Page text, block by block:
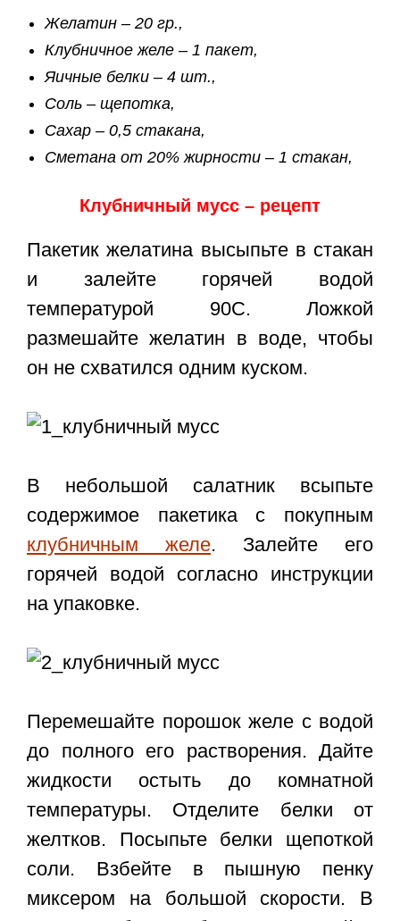
Желатин – 20 гр.,
Клубничное желе – 1 пакет,
Яичные белки – 4 шт.,
Соль – щепотка,
Сахар – 0,5 стакана,
Сметана от 20% жирности – 1 стакан,
Клубничный мусс – рецепт
Пакетик желатина высыпьте в стакан
и залейте горячей водой
температурой 90С. Ложкой
размешайте желатин в воде, чтобы
он не схватился одним куском.
В небольшой салатник всыпьте
содержимое пакетика с покупным
клубничным желе. Залейте его
горячей водой согласно инструкции
на упаковке.
Перемешайте порошок желе с водой
до полного его растворения. Дайте
жидкости остыть до комнатной
температуры. Отделите белки от
желтков. Посыпьте белки щепоткой
соли. Взбейте в пышную пенку
миксером на большой скорости. В